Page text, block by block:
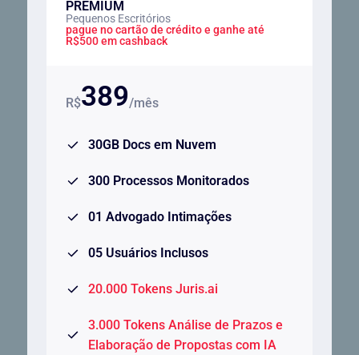
PREMIUM
Pequenos Escritórios
pague no cartão de crédito e ganhe até
R$500 em cashback
R$389/mês
30GB Docs em Nuvem
300 Processos Monitorados
01 Advogado Intimações
05 Usuários Inclusos
20.000 Tokens Juris.ai
3.000 Tokens Análise de Prazos e
Elaboração de Propostas com IA